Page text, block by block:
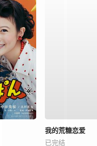
我的荒糖恋爱
已完结